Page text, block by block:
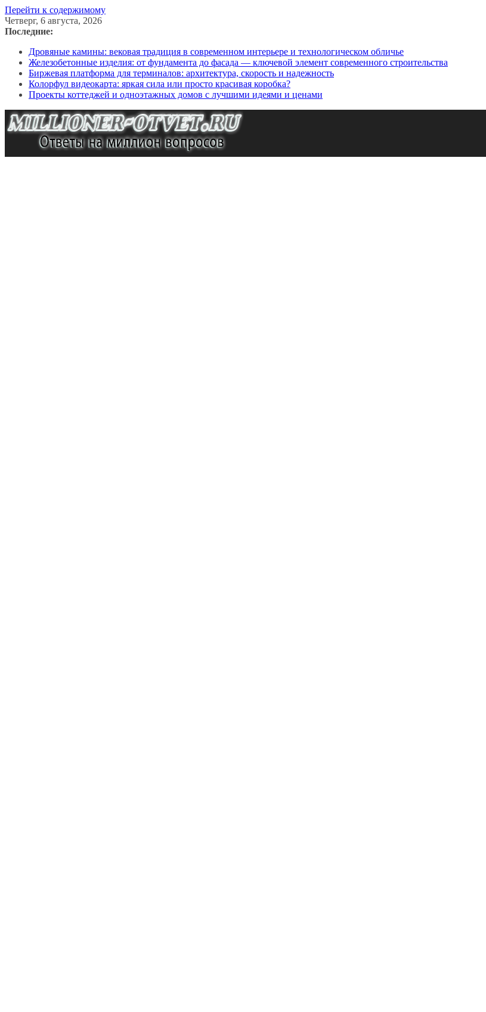
Перейти к содержимому
Четверг, 6 августа, 2026
Последние:
Дровяные камины: вековая традиция в современном интерьере и технологическом обличье
Железобетонные изделия: от фундамента до фасада — ключевой элемент современного строительства
Биржевая платформа для терминалов: архитектура, скорость и надежность
Колорфул видеокарта: яркая сила или просто красивая коробка?
Проекты коттеджей и одноэтажных домов с лучшими идеями и ценами